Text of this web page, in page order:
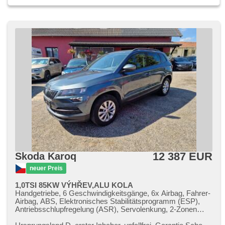
Skoda Karoq
neuer Preis
12 387 EUR
1,0TSI 85KW VÝHŘEV,ALU KOLA
Handgetriebe, 6 Geschwindigkeitsgänge, 6x Airbag, Fahrer-
Airbag, ABS, Elektronisches Stabilitätsprogramm (ESP),
Antriebsschlupfregelung (ASR), Servolenkung, 2-Zonen